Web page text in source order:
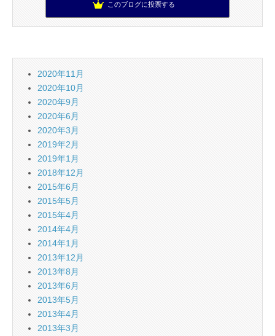
このブログに投票する
2020年11月
2020年10月
2020年9月
2020年6月
2020年3月
2019年2月
2019年1月
2018年12月
2015年6月
2015年5月
2015年4月
2014年4月
2014年1月
2013年12月
2013年8月
2013年6月
2013年5月
2013年4月
2013年3月